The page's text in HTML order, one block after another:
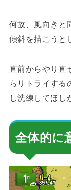
何故、風向きと
傾斜を描こうと
直前からやり直
らリトライする
し洗練してほし
全体的に